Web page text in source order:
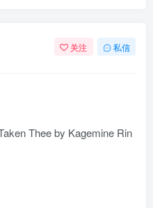
关注 私信
Thee by Kagemine Rin